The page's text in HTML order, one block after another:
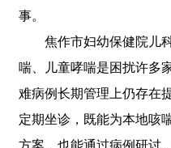
事。
焦作市妇幼保健院儿科
喘、儿童哮喘是困扰许多
难病例长期管理上仍存在
定期坐诊，既能为本地咳
方案，也能通过病例研讨